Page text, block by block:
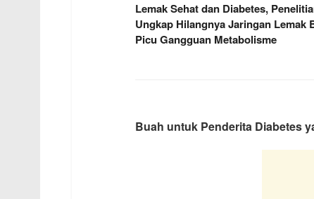
Lemak Sehat dan Diabetes,
Ungkap Hilangnya Jaringan Lemak
Picu Gangguan Metabolisme
Buah untuk Penderita Diabetes